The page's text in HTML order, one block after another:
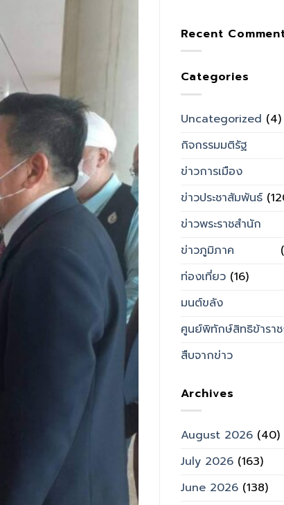
Recent
Categories
Uncategorized (4)
กิจกรรมมติรัฐ
ข่าวการเมือง
ข่าวประชาสัมพันธ์
ข่าวพระราชสำนัก
ข่าวภูมิภาค
ท่องเที่ยว(16)
มนต์ขลัง
ศูนย์พิทักษ์สิทธิข้ารา
สืบจากข่าว
Archives
August 2026(40)
July 2026(163)
June 2026(138)